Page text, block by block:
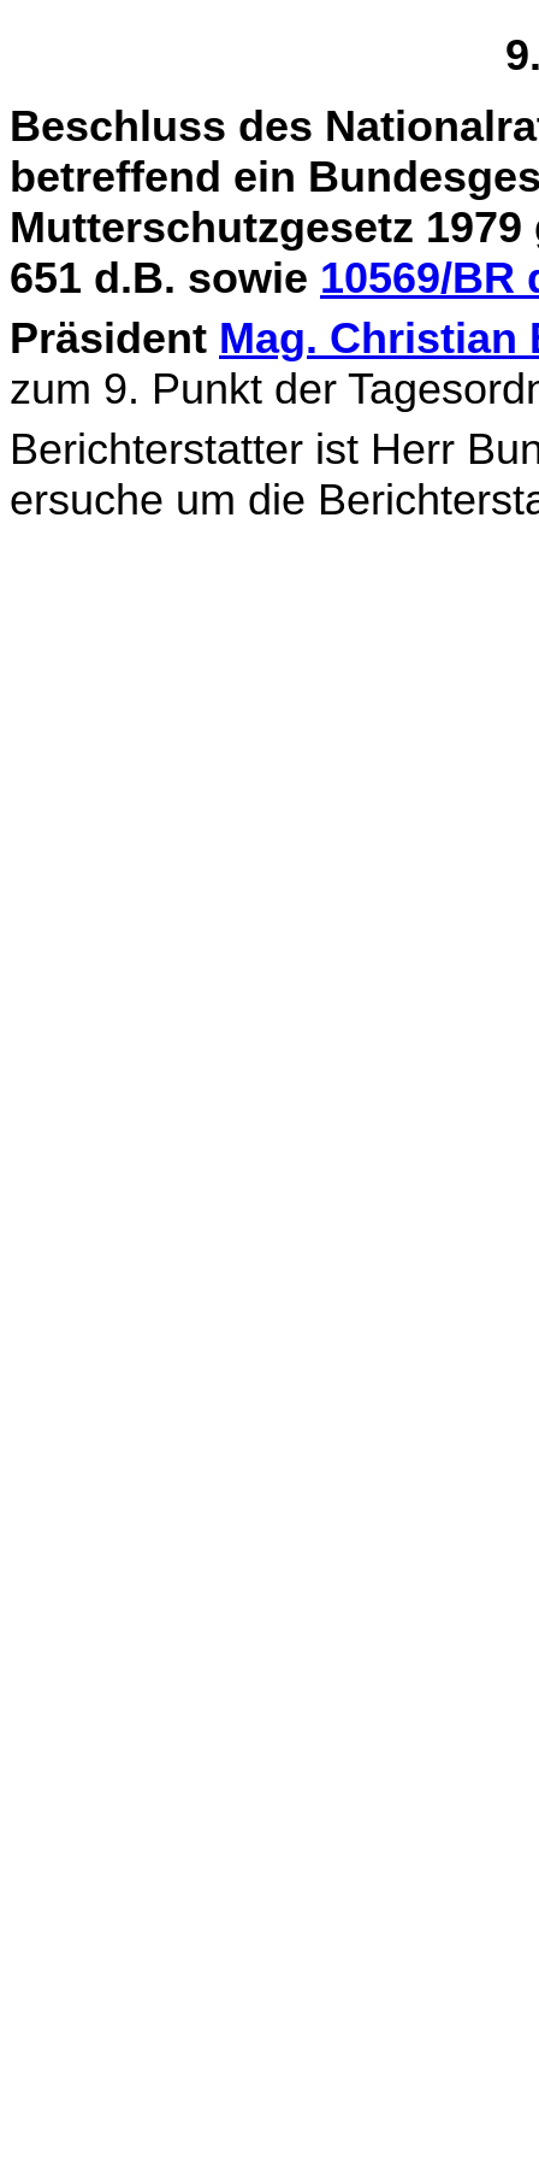
Beschluss des
betreffend ein
Mutterschutzgesetz
651 d.B. sowie 10569/BR
Präsident Mag. Christian
zum 9. Punkt der
Berichterstatter ist Herr
ersuche um die